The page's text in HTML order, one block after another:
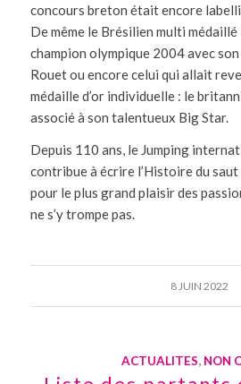
concours breton était encore
De même le Brésilien multi
champion olympique 2004 avec
Rouet ou encore celui qui allait
médaille d’or individuelle : le
associé à son talentueux Big Star.
Depuis 110 ans, le Jumping
contribue à écrire l’Histoire du saut
pour le plus grand plaisir des
ne s’y trompe pas.
8 JUIN 2022
ACTUALITES, NON